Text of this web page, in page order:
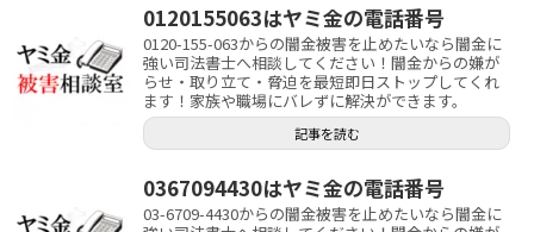
0120155063はヤミ金の電話番号
0120-155-063からの闇金被害を止めたいなら闇金に
強い司法書士へ相談してください！闇金からの嫌が
らせ・取り立て・脅迫を最短即日ストップしてくれ
ます！家族や職場にバレずに解決ができます。
記事を読む
0367094430はヤミ金の電話番号
03-6709-4430からの闇金被害を止めたいなら闇金に